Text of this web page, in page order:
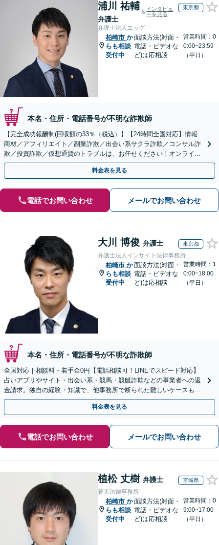
浦川 祐輔
弁護士
インタビュ
ーを見る
東京都
弁護士法人エッグ
柏崎市 か
らも相談
受付中
面談方法(対面・
電話・ビデオな
ど)は応相談
営業時間：0
0:00~23:59
（平日）
本名・住所・電話番号が不明な詐欺師
【完全成功報酬制(回収額の33％（税込）】【24時間全国対応】情報
商材／アフィリエイト／副業詐欺／出会い系サクラ詐欺／コンサル詐
欺／投資詐欺／仮想通貨のトラブルは、お任せください！オンライン
のみで解決も可能！
料金表を見る
電話でお問い合わせ メールでお問い合わせ
大川 博俊 弁護士 東京都
弁護士法人インサイト法律事務所
柏崎市 か
らも相談
受付中
面談方法(対面・
電話・ビデオな
ど)は応相談
営業時間：1
0:00~18:00
（平日）
本名・住所・電話番号が不明な詐欺師
全国対応｜相談料・着手金0円【電話相談可！LINEでスピード対応】
占いアプリやサイト・出会い系・競馬・競艇詐欺などの事業者への返
金請求。独自の経験・知識で、他事務所で断られた難しいケースも解
決に導いた実績あり。まずはお気軽にご相談ください
料金表を見る
電話でお問い合わせ メールでお問い合わせ
植松 丈樹 弁護士 宮城県
蒼天法律事務所
柏崎市 か
らも相談
受付中
面談方法(対面・
電話・ビデオな
ど)は応相談
営業時間：0
9:00~17:00
（平日）